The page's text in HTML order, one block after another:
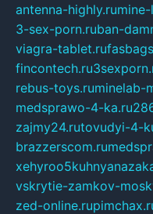
antenna-highly.ru
3-sex-porn.ruban-
viagra-tablet.ru
fincontech.ru
rebus-toys.ruminelab-
medsprawo-4-ka.ru
zajmy24.rutovudyi-4-
brazzerscom.ru
vskrytie-zamkov-
zed-online.ru